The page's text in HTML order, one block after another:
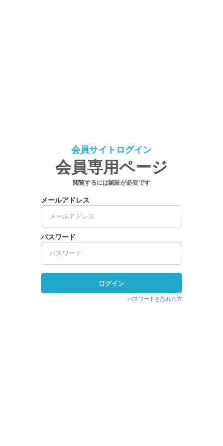
会員サイトログイン
会員専用ページ
閲覧するには認証が必要です
メールアドレス
パスワード
ログイン
パスワードを忘れた方